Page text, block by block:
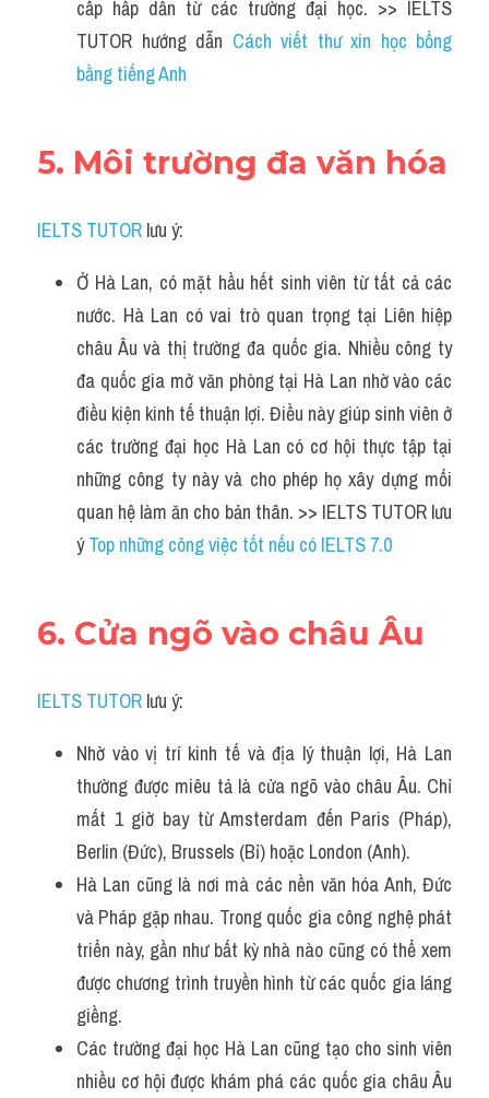
cấp hấp dẫn từ các trường đại học. >> IELTS
TUTOR hướng dẫn Cách viết thư xin học bổng
bằng tiếng Anh
5. Môi trường đa văn hóa
IELTS TUTOR lưu ý:
Ở Hà Lan, có mặt hầu hết sinh viên từ tất cả các
nước. Hà Lan có vai trò quan trọng tại Liên hiệp
châu Âu và thị trường đa quốc gia. Nhiều công ty
đa quốc gia mở văn phòng tại Hà Lan nhờ vào các
điều kiện kinh tế thuận lợi. Điều này giúp sinh viên ở
các trường đại học Hà Lan có cơ hội thực tập tại
những công ty này và cho phép họ xây dựng mối
quan hệ làm ăn cho bản thân. >> IELTS TUTOR lưu
ý Top những công việc tốt nếu có IELTS 7.0
6. Cửa ngõ vào châu Âu
IELTS TUTOR lưu ý:
Nhờ vào vị trí kinh tế và địa lý thuận lợi, Hà Lan
thường được miêu tả là cửa ngõ vào châu Âu. Chỉ
mất 1 giờ bay từ Amsterdam đến Paris (Pháp),
Berlin (Đức), Brussels (Bỉ) hoặc London (Anh).
Hà Lan cũng là nơi mà các nền văn hóa Anh, Đức
và Pháp gặp nhau. Trong quốc gia công nghệ phát
triển này, gần như bất kỳ nhà nào cũng có thể xem
được chương trình truyền hình từ các quốc gia láng
giềng.
Các trường đại học Hà Lan cũng tạo cho sinh viên
nhiều cơ hội được khám phá các quốc gia châu Âu